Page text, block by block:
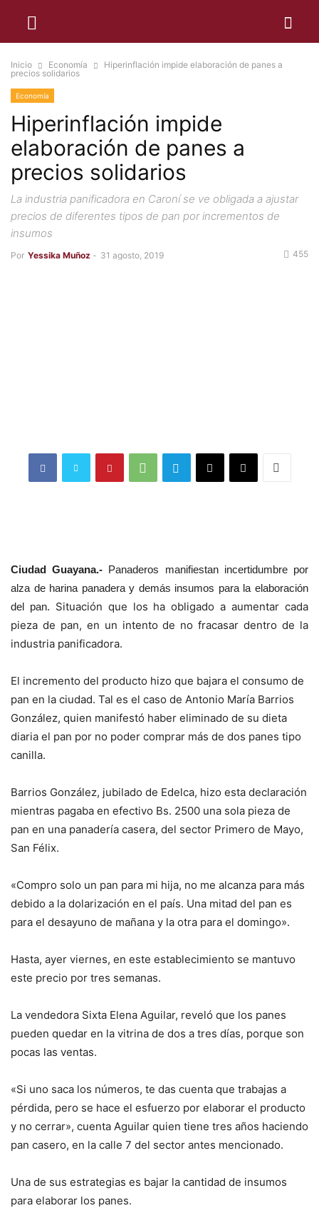
Inicio Economía
Hiperinflación impide elaboración de panes a
precios solidarios
Economía
Hiperinflación impide
elaboración de panes a
precios solidarios
La industria panificadora en Caroní se ve obligada a ajustar
precios de diferentes tipos de pan por incrementos de
insumos
Por Yessika Muñoz - 31 agosto, 2019 455
Ciudad Guayana.- Panaderos manifiestan incertidumbre por
alza de harina panadera y demás insumos para la elaboración
del pan. Situación que los ha obligado a aumentar cada
pieza de pan, en un intento de no fracasar dentro de la
industria panificadora.
El incremento del producto hizo que bajara el consumo de
pan en la ciudad. Tal es el caso de Antonio María Barrios
González, quien manifestó haber eliminado de su dieta
diaria el pan por no poder comprar más de dos panes tipo
canilla.
Barrios González, jubilado de Edelca, hizo esta declaración
mientras pagaba en efectivo Bs. 2500 una sola pieza de
pan en una panadería casera, del sector Primero de Mayo,
San Félix.
«Compro solo un pan para mi hija, no me alcanza para más
debido a la dolarización en el país. Una mitad del pan es
para el desayuno de mañana y la otra para el domingo».
Hasta, ayer viernes, en este establecimiento se mantuvo
este precio por tres semanas.
La vendedora Sixta Elena Aguilar, reveló que los panes
pueden quedar en la vitrina de dos a tres días, porque son
pocas las ventas.
«Si uno saca los números, te das cuenta que trabajas a
pérdida, pero se hace el esfuerzo por elaborar el producto
y no cerrar», cuenta Aguilar quien tiene tres años haciendo
pan casero, en la calle 7 del sector antes mencionado.
Una de sus estrategias es bajar la cantidad de insumos
para elaborar los panes.